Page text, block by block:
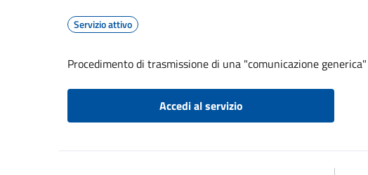
Servizio attivo
Procedimento di trasmissione di una "comunicazione generica"
Accedi al servizio